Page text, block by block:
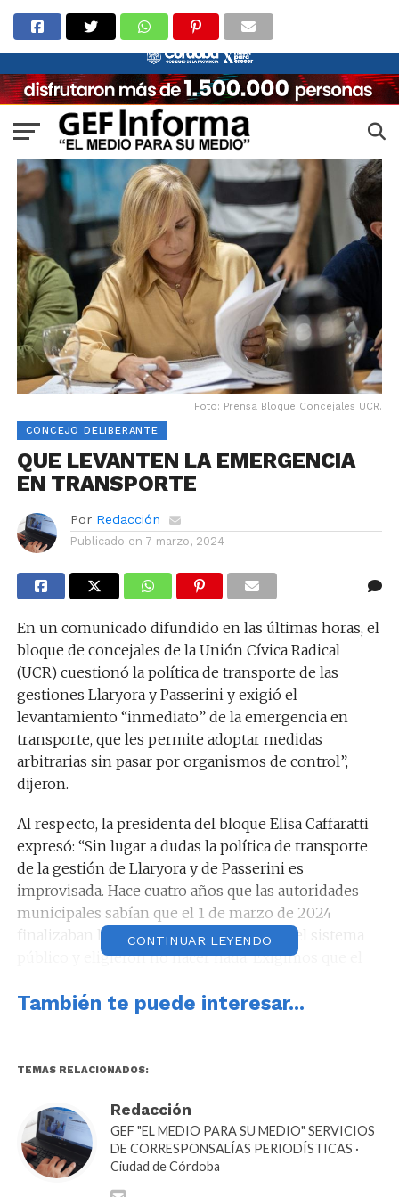
Foto: Prensa Bloque Concejales UCR.
CONCEJO DELIBERANTE
QUE LEVANTEN LA EMERGENCIA
EN TRANSPORTE
Por Redacción
Publicado en 7 marzo, 2024
En un comunicado difundido en las últimas horas, el
bloque de concejales de la Unión Cívica Radical
(UCR) cuestionó la política de transporte de las
gestiones Llaryora y Passerini y exigió el
levantamiento “inmediato” de la emergencia en
transporte, que les permite adoptar medidas
arbitrarias sin pasar por organismos de control”,
dijeron.
Al respecto, la presidenta del bloque Elisa Caffaratti
expresó: “Sin lugar a dudas la política de transporte
de la gestión de Llaryora y de Passerini es
improvisada. Hace cuatro años que las autoridades
municipales sabían que el 1 de marzo de 2024
finalizaban los contratos de concesión del sistema
público y eligieron no hacer nada. Exigimos que el
lineamientos y los pliegos y que se haga cargo de
tenemos un pliego, no tenemos un diseño de
propuesta ni una visión concreta de lo que se quiere
para el transporte público en Córdoba.
Hoy las autoridades municipales se muestran
CONTINUAR LEYENDO
También te puede interesar...
TEMAS RELACIONADOS:
Redacción
GEF "EL MEDIO PARA SU MEDIO" SERVICIOS
DE CORRESPONSALÍAS PERIODÍSTICAS ·
Ciudad de Córdoba